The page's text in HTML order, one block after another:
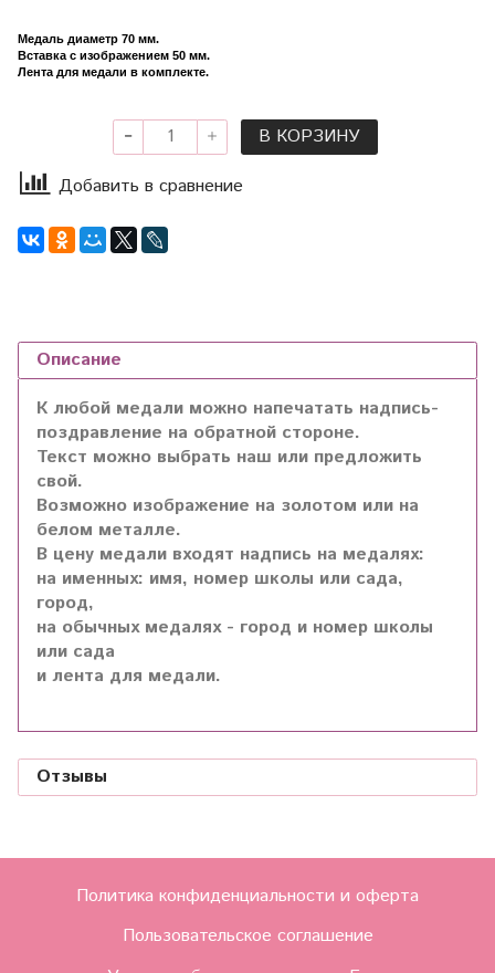
Медаль диаметр 70 мм.
Вставка с изображением 50 мм.
Лента для медали в комплекте.
В КОРЗИНУ
Добавить в сравнение
Описание
К любой медали можно напечатать надпись-
поздравление на обратной стороне.
Текст можно выбрать наш или предложить
свой.
Возможно изображение на золотом или на
белом металле.
В цену медали входят надпись на медалях:
на именных: имя, номер школы или сада,
город,
на обычных медалях - город и номер школы
или сада
и лента для медали.
Отзывы
Политика конфиденциальности и оферта
Пользовательское соглашение